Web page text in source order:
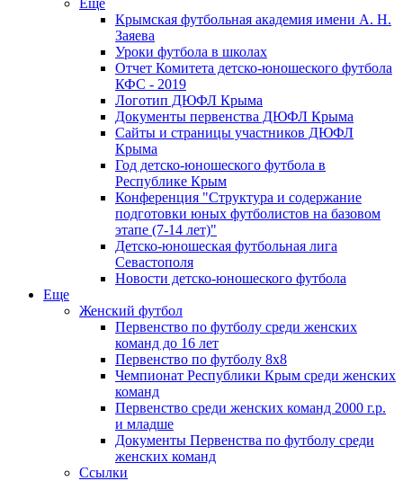
Еще
Крымская футбольная академия имени А. Н.
Заяева
Уроки футбола в школах
Отчет Комитета детско-юношеского футбола
КФС - 2019
Логотип ДЮФЛ Крыма
Документы первенства ДЮФЛ Крыма
Сайты и страницы участников ДЮФЛ
Крыма
Год детско-юношеского футбола в
Республике Крым
Конференция "Структура и содержание
подготовки юных футболистов на базовом
этапе (7-14 лет)"
Детско-юношеская футбольная лига
Севастополя
Новости детско-юношеского футбола
Еще
Женский футбол
Первенство по футболу среди женских
команд до 16 лет
Первенство по футболу 8х8
Чемпионат Республики Крым среди женских
команд
Первенство среди женских команд 2000 г.р.
и младше
Документы Первенства по футболу среди
женских команд
Ссылки